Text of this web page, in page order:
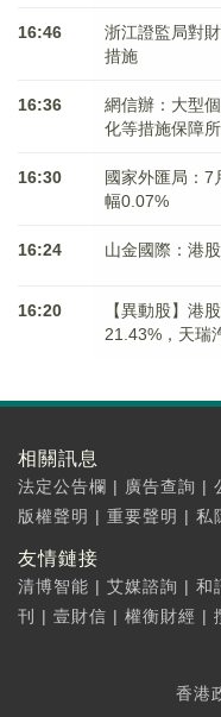
16:46
浙江證監局對
措施
16:36
網信辦：大型
化等措施保障
16:30
國家外匯局：
幅0.07%
16:24 山金國際：港
16:20
【異動股】港
21.43%，天瑞
相關訊息
法定公告欄 | 廣告查詢 |
版權聲明 | 重要聲明 | 私
友情鏈接
清博智能 | 艾媒諮詢 | 和
刊
| 壹財信 | 權衡財經 |
香港